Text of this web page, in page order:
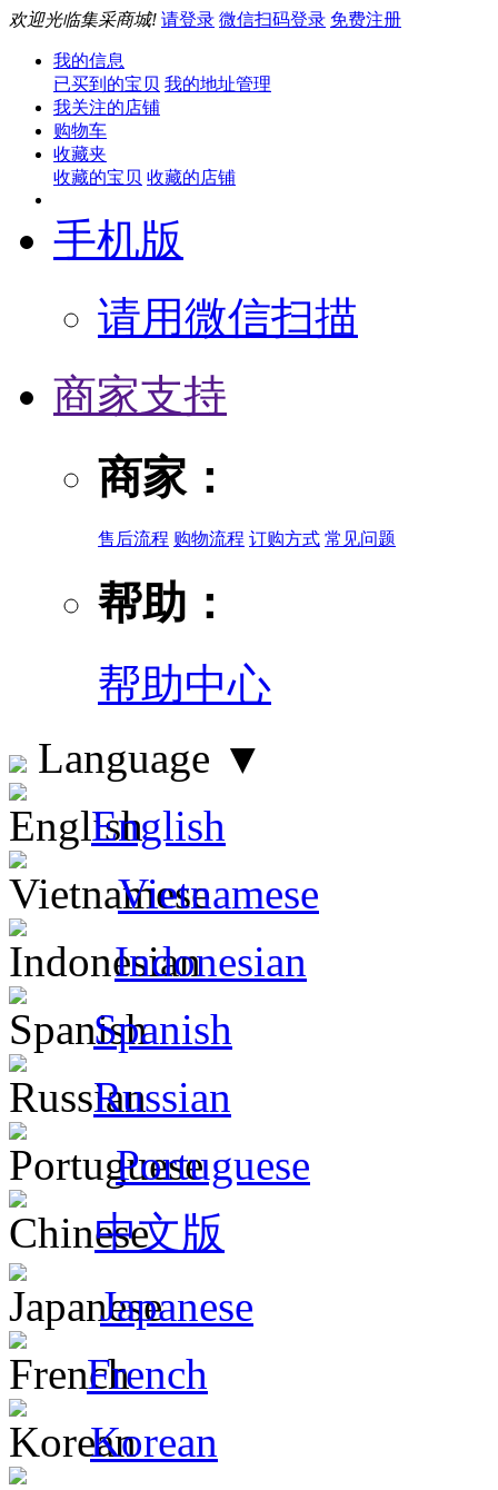
欢迎光临集采商城! 请登录 微信扫码登录 免费注册
我的信息
已买到的宝贝 我的地址管理
我关注的店铺
购物车
收藏夹
收藏的宝贝 收藏的店铺
手机版
请用微信扫描
商家支持
商家：
售后流程 购物流程 订购方式 常见问题
帮助：
帮助中心
Language ▼
English
Vietnamese
Indonesian
Spanish
Russian
Portuguese
中文版
Japanese
French
Korean